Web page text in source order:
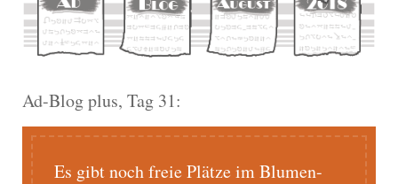
Ad-Blog plus, Tag 31:
Es gibt noch freie Plätze im Blumen-